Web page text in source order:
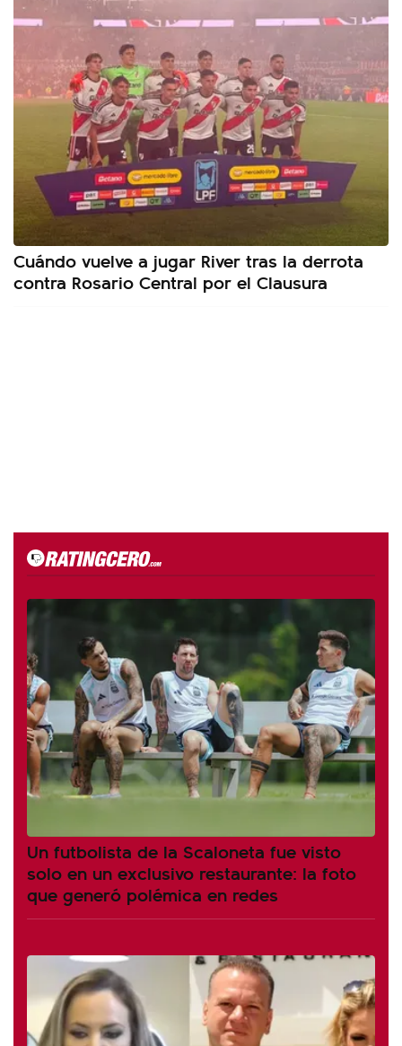
Cuándo vuelve a jugar River tras la derrota
contra Rosario Central por el Clausura
Un futbolista de la Scaloneta fue visto
solo en un exclusivo restaurante: la foto
que generó polémica en redes